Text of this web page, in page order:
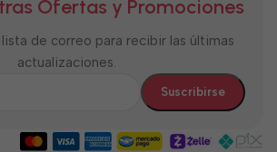
Ofertas y Promociones
lista de correo para recibir las últimas
actualizaciones.